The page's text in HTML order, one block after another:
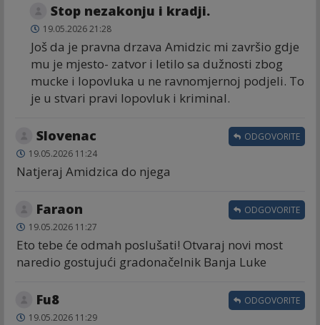
Stop nezakonju i kradji.
19.05.2026 21:28
Još da je pravna drzava Amidzic mi završio gdje
mu je mjesto- zatvor i letilo sa dužnosti zbog
mucke i lopovluka u ne ravnomjernoj podjeli. To
je u stvari pravi lopovluk i kriminal.
Slovenac
19.05.2026 11:24
Natjeraj Amidzica do njega
ODGOVORITE
Faraon
19.05.2026 11:27
Eto tebe će odmah poslušati! Otvaraj novi most
naredio gostujući gradonačelnik Banja Luke
ODGOVORITE
Fu8
19.05.2026 11:29
ODGOVORITE